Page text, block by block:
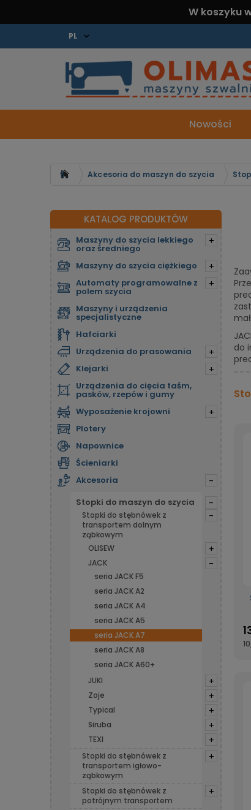
W koszyku
Nowości
Strona główna Akcesoria do maszyn do szycia
KATALOG PRODUKTÓW
+
Maszyny do szycia lekkiego
oraz średniego
+
Maszyny do szycia ciężkiego
+
Automaty programowalne z
polem szycia
Maszyny i urządzenia
specjalistyczne
Hafciarki
+
Urządzenia do prasowania
+
Klejarki
Urządzenia do cięcia taśm,
pasków, rzepów i gumy
+
Wyposażenie krojowni
Plotery
Napownice
Ścieniarki
-
Akcesoria
-
Stopki do maszyn do szycia
-
Stopki do stębnówek z
transportem dolnym
ząbkowym
+
OLISEW
-
JACK
seria JACK F5
seria JACK A2
seria JACK A4
seria JACK A5
seria JACK A7
seria JACK A8
seria JACK A60+
+
JUKI
+
Zoje
+
Typical
+
Siruba
+
TEXI
+
Stopki do stębnówek z
transportem igłowo-
ząbkowym
+
Stopki do stębnówek z
potrójnym transportem
do